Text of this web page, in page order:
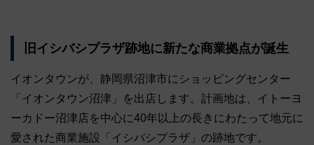
旧イシバシプラザ跡地に新たな商業拠点が誕生
イオンタウンが、静岡県沼津市にショッピングセンター
「イオンタウン沼津」を出店します。計画地は、イトーヨ
ーカドー沼津店を中心に40年以上の長きにわたって地元に
愛された商業施設「イシバシプラザ」の跡地です。